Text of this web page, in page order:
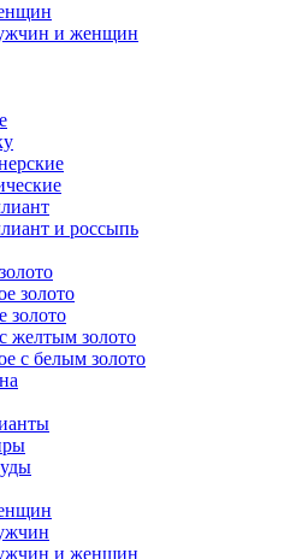
и женщин
и россыпь
золото
золото
желтым золото
с белым золото
и женщин